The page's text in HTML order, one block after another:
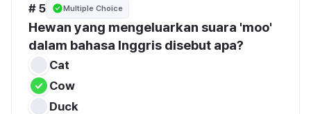
# 5 Multiple Choice
Hewan yang mengeluarkan suara 'moo'
dalam bahasa Inggris disebut apa?
Cat
Cow
Duck